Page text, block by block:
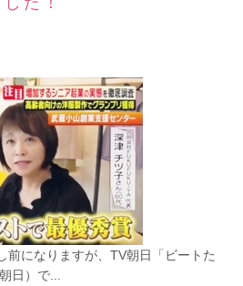
が、TV朝日「ビートた
日）で...